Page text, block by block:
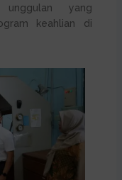
yang
keahlian di